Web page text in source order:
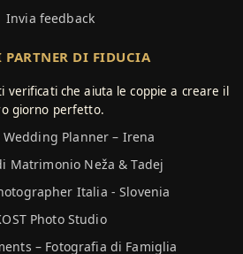
Invia feedback
PARTNER DI FIDUCIA
verificati che aiuta le coppie a creare il
giorno perfetto.
Wedding Planner – Irena
Matrimonio Neža & Tadej
Italia - Slovenia
Photo Studio
– Fotografia di Famiglia